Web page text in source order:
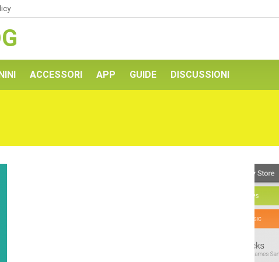
ACCESSORI APP GUIDE DISCUSSIONI